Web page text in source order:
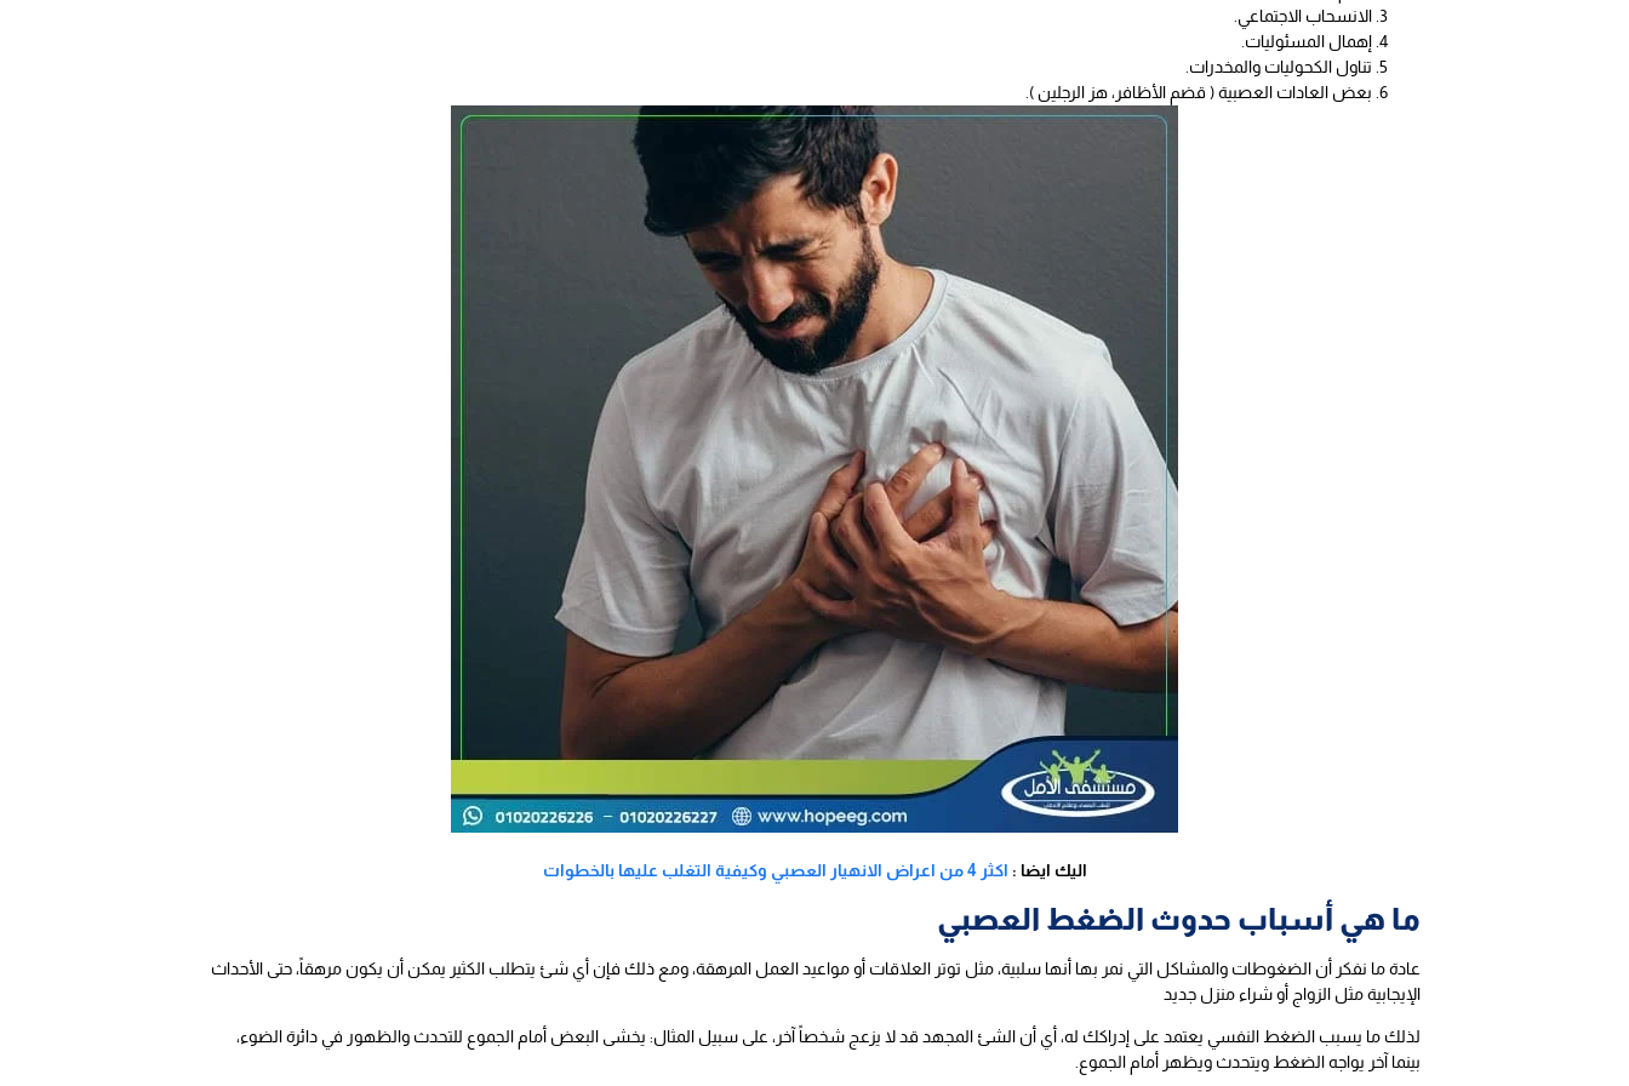
الانسحاب الاجتماعي.
إهمال المسئوليات.
تناول الكحوليات والمخدرات.
بعض العادات العصبية ( قضم الأظافر، هز الرجلين ).
اليك ايضا : اكثر 4 من اعراض الانهيار العصبي وكيفية التغلب عليها بالخطوات
ما هي أسباب حدوث الضغط العصبي
عادة ما نفكر أن الضغوطات والمشاكل التي نمر بها أنها سلبية، مثل توتر العلاقات أو مواعيد العمل المرهقة، ومع ذلك فإن أي شئ يتطلب الكثير يمكن أن يكون مرهقاً، حتى الأحداث
الإيجابية مثل الزواج أو شراء منزل جديد
لذلك ما يسبب الضغط النفسي يعتمد على إدراكك له، أي أن الشئ المجهد قد لا يزعج شخصاً آخر، على سبيل المثال: يخشى البعض أمام الجموع للتحدث والظهور في دائرة الضوء،
بينما آخر يواجه الضغط ويتحدث ويظهر أمام الجموع.